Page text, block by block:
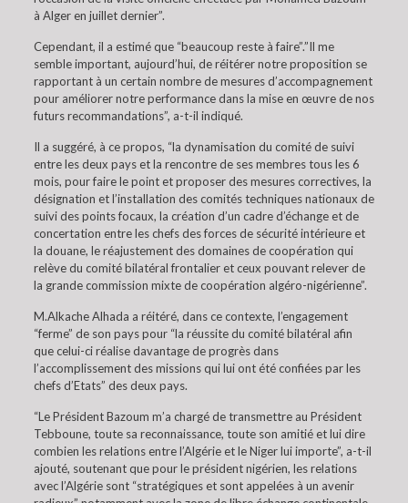
à Alger en juillet dernier”.
Cependant, il a estimé que “beaucoup reste à faire”.”Il me
semble important, aujourd’hui, de réitérer notre proposition se
rapportant à un certain nombre de mesures d’accompagnement
pour améliorer notre performance dans la mise en œuvre de nos
futurs recommandations”, a-t-il indiqué.
Il a suggéré, à ce propos, “la dynamisation du comité de suivi
entre les deux pays et la rencontre de ses membres tous les 6
mois, pour faire le point et proposer des mesures correctives, la
désignation et l’installation des comités techniques nationaux de
suivi des points focaux, la création d’un cadre d’échange et de
concertation entre les chefs des forces de sécurité intérieure et
la douane, le réajustement des domaines de coopération qui
relève du comité bilatéral frontalier et ceux pouvant relever de
la grande commission mixte de coopération algéro-nigérienne”.
M.Alkache Alhada a réitéré, dans ce contexte, l’engagement
“ferme” de son pays pour “la réussite du comité bilatéral afin
que celui-ci réalise davantage de progrès dans
l’accomplissement des missions qui lui ont été confiées par les
chefs d’Etats” des deux pays.
“Le Président Bazoum m’a chargé de transmettre au Président
Tebboune, toute sa reconnaissance, toute son amitié et lui dire
combien les relations entre l’Algérie et le Niger lui importe”, a-t-il
ajouté, soutenant que pour le président nigérien, les relations
avec l’Algérie sont “stratégiques et sont appelées à un avenir